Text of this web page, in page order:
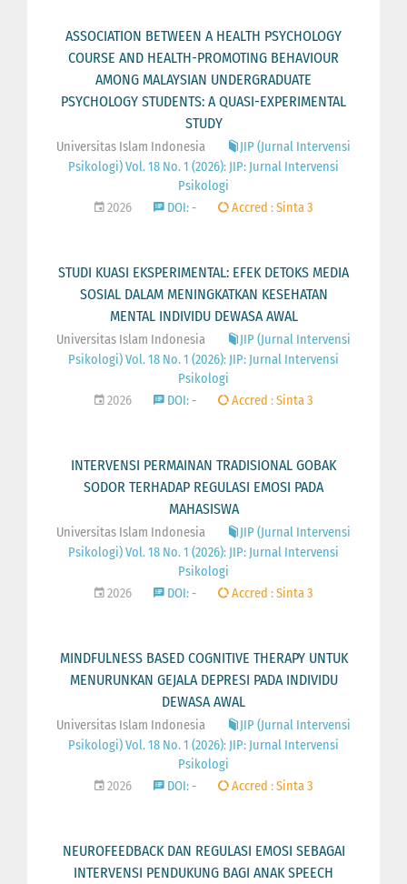
ASSOCIATION BETWEEN A HEALTH PSYCHOLOGY
COURSE AND HEALTH-PROMOTING BEHAVIOUR
AMONG MALAYSIAN UNDERGRADUATE
PSYCHOLOGY STUDENTS: A QUASI-EXPERIMENTAL
STUDY
Universitas Islam Indonesia
JIP (Jurnal Intervensi
Psikologi) Vol. 18 No. 1 (2026): JIP: Jurnal Intervensi
Psikologi
2026
DOI: - Accred : Sinta 3
STUDI KUASI EKSPERIMENTAL: EFEK DETOKS MEDIA
SOSIAL DALAM MENINGKATKAN KESEHATAN
MENTAL INDIVIDU DEWASA AWAL
Universitas Islam Indonesia
JIP (Jurnal Intervensi
Psikologi) Vol. 18 No. 1 (2026): JIP: Jurnal Intervensi
Psikologi
2026
DOI: - Accred : Sinta 3
INTERVENSI PERMAINAN TRADISIONAL GOBAK
SODOR TERHADAP REGULASI EMOSI PADA
MAHASISWA
Universitas Islam Indonesia
JIP (Jurnal Intervensi
Psikologi) Vol. 18 No. 1 (2026): JIP: Jurnal Intervensi
Psikologi
2026
DOI: - Accred : Sinta 3
MINDFULNESS BASED COGNITIVE THERAPY UNTUK
MENURUNKAN GEJALA DEPRESI PADA INDIVIDU
DEWASA AWAL
Universitas Islam Indonesia
JIP (Jurnal Intervensi
Psikologi) Vol. 18 No. 1 (2026): JIP: Jurnal Intervensi
Psikologi
2026
DOI: - Accred : Sinta 3
NEUROFEEDBACK DAN REGULASI EMOSI SEBAGAI
INTERVENSI PENDUKUNG BAGI ANAK SPEECH